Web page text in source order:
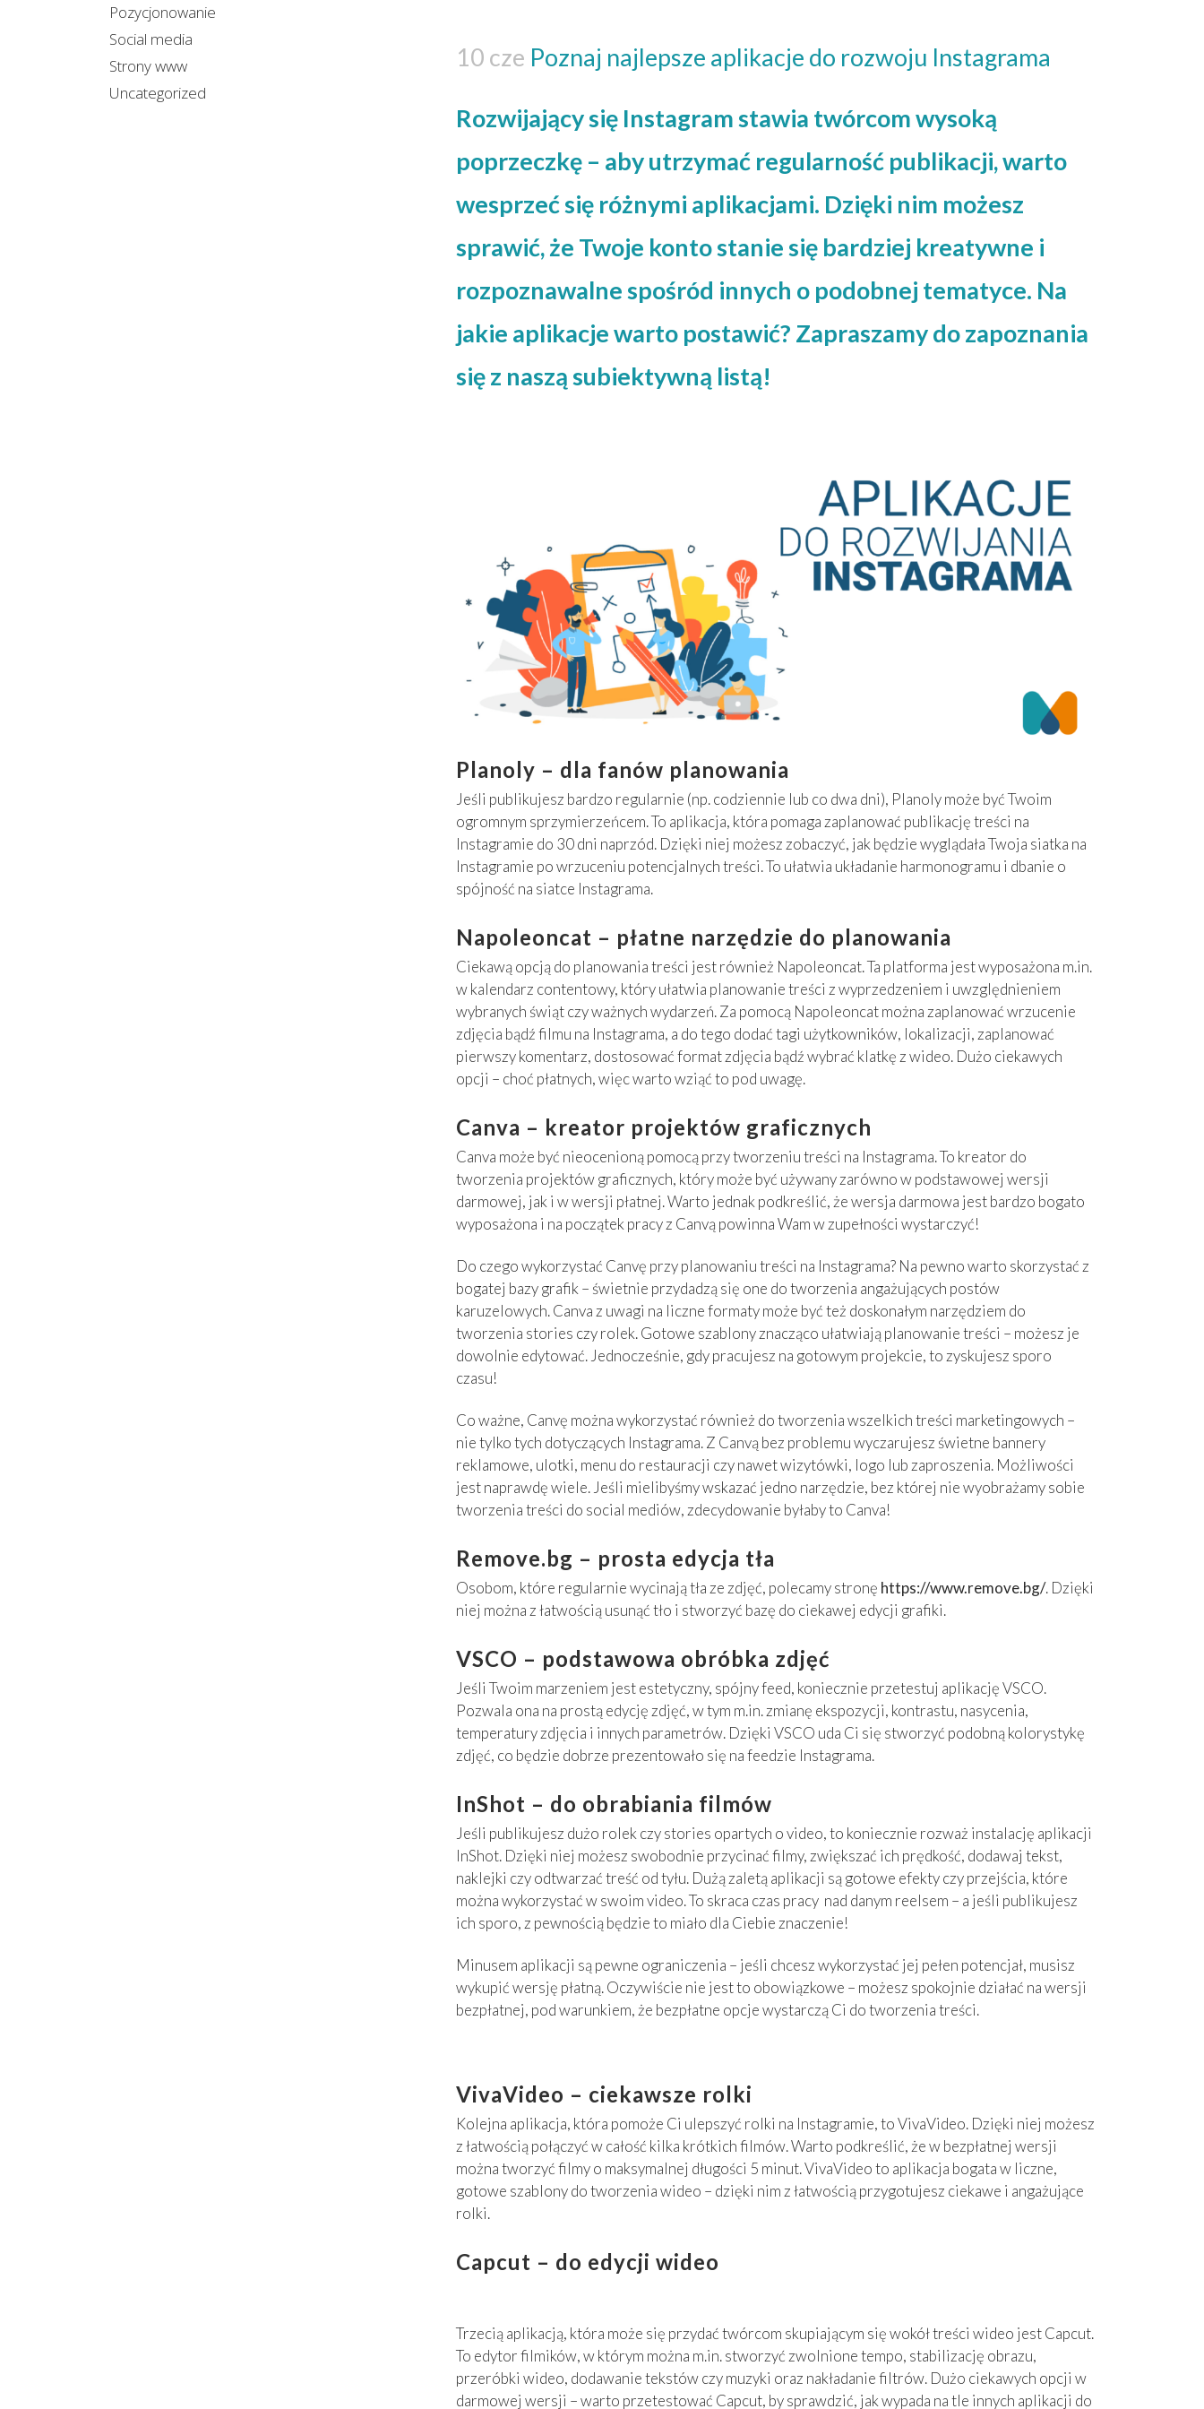
Pozycjonowanie
Social media
Strony www
Uncategorized
10 cze Poznaj najlepsze aplikacje do rozwoju Instagrama
Rozwijający się Instagram stawia twórcom wysoką
poprzeczkę – aby utrzymać regularność publikacji, warto
wesprzeć się różnymi aplikacjami. Dzięki nim możesz
sprawić, że Twoje konto stanie się bardziej kreatywne i
rozpoznawalne spośród innych o podobnej tematyce. Na
jakie aplikacje warto postawić? Zapraszamy do zapoznania
się z naszą subiektywną listą!
Planoly – dla fanów planowania
Jeśli publikujesz bardzo regularnie (np. codziennie lub co dwa dni), Planoly może być Twoim
ogromnym sprzymierzeńcem. To aplikacja, która pomaga zaplanować publikację treści na
Instagramie do 30 dni naprzód. Dzięki niej możesz zobaczyć, jak będzie wyglądała Twoja siatka na
Instagramie po wrzuceniu potencjalnych treści. To ułatwia układanie harmonogramu i dbanie o
spójność na siatce Instagrama.
Napoleoncat – płatne narzędzie do planowania
Ciekawą opcją do planowania treści jest również Napoleoncat. Ta platforma jest wyposażona m.in.
w kalendarz contentowy, który ułatwia planowanie treści z wyprzedzeniem i uwzględnieniem
wybranych świąt czy ważnych wydarzeń. Za pomocą Napoleoncat można zaplanować wrzucenie
zdjęcia bądź filmu na Instagrama, a do tego dodać tagi użytkowników, lokalizacji, zaplanować
pierwszy komentarz, dostosować format zdjęcia bądź wybrać klatkę z wideo. Dużo ciekawych
opcji – choć płatnych, więc warto wziąć to pod uwagę.
Canva – kreator projektów graficznych
Canva może być nieocenioną pomocą przy tworzeniu treści na Instagrama. To kreator do
tworzenia projektów graficznych, który może być używany zarówno w podstawowej wersji
darmowej, jak i w wersji płatnej. Warto jednak podkreślić, że wersja darmowa jest bardzo bogato
wyposażona i na początek pracy z Canvą powinna Wam w zupełności wystarczyć!
Do czego wykorzystać Canvę przy planowaniu treści na Instagrama? Na pewno warto skorzystać z
bogatej bazy grafik – świetnie przydadzą się one do tworzenia angażujących postów
karuzelowych. Canva z uwagi na liczne formaty może być też doskonałym narzędziem do
tworzenia stories czy rolek. Gotowe szablony znacząco ułatwiają planowanie treści – możesz je
dowolnie edytować. Jednocześnie, gdy pracujesz na gotowym projekcie, to zyskujesz sporo
czasu!
Co ważne, Canvę można wykorzystać również do tworzenia wszelkich treści marketingowych –
nie tylko tych dotyczących Instagrama. Z Canvą bez problemu wyczarujesz świetne bannery
reklamowe, ulotki, menu do restauracji czy nawet wizytówki, logo lub zaproszenia. Możliwości
jest naprawdę wiele. Jeśli mielibyśmy wskazać jedno narzędzie, bez której nie wyobrażamy sobie
tworzenia treści do social mediów, zdecydowanie byłaby to Canva!
Remove.bg – prosta edycja tła
Osobom, które regularnie wycinają tła ze zdjęć, polecamy stronę https://www.remove.bg/. Dzięki
niej można z łatwością usunąć tło i stworzyć bazę do ciekawej edycji grafiki.
VSCO – podstawowa obróbka zdjęć
Jeśli Twoim marzeniem jest estetyczny, spójny feed, koniecznie przetestuj aplikację VSCO.
Pozwala ona na prostą edycję zdjęć, w tym m.in. zmianę ekspozycji, kontrastu, nasycenia,
temperatury zdjęcia i innych parametrów. Dzięki VSCO uda Ci się stworzyć podobną kolorystykę
zdjęć, co będzie dobrze prezentowało się na feedzie Instagrama.
InShot – do obrabiania filmów
Jeśli publikujesz dużo rolek czy stories opartych o video, to koniecznie rozważ instalację aplikacji
InShot. Dzięki niej możesz swobodnie przycinać filmy, zwiększać ich prędkość, dodawaj tekst,
naklejki czy odtwarzać treść od tyłu. Dużą zaletą aplikacji są gotowe efekty czy przejścia, które
można wykorzystać w swoim video. To skraca czas pracy nad danym reelsem – a jeśli publikujesz
ich sporo, z pewnością będzie to miało dla Ciebie znaczenie!
Minusem aplikacji są pewne ograniczenia – jeśli chcesz wykorzystać jej pełen potencjał, musisz
wykupić wersję płatną. Oczywiście nie jest to obowiązkowe – możesz spokojnie działać na wersji
bezpłatnej, pod warunkiem, że bezpłatne opcje wystarczą Ci do tworzenia treści.
VivaVideo – ciekawsze rolki
Kolejna aplikacja, która pomoże Ci ulepszyć rolki na Instagramie, to VivaVideo. Dzięki niej możesz
z łatwością połączyć w całość kilka krótkich filmów. Warto podkreślić, że w bezpłatnej wersji
można tworzyć filmy o maksymalnej długości 5 minut. VivaVideo to aplikacja bogata w liczne,
gotowe szablony do tworzenia wideo – dzięki nim z łatwością przygotujesz ciekawe i angażujące
rolki.
Capcut – do edycji wideo
Trzecią aplikacją, która może się przydać twórcom skupiającym się wokół treści wideo jest Capcut.
To edytor filmików, w którym można m.in. stworzyć zwolnione tempo, stabilizację obrazu,
przeróbki wideo, dodawanie tekstów czy muzyki oraz nakładanie filtrów. Dużo ciekawych opcji w
darmowej wersji – warto przetestować Capcut, by sprawdzić, jak wypada na tle innych aplikacji do